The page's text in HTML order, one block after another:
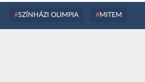
SZÍNHÁZI OLIMPIA MITEM